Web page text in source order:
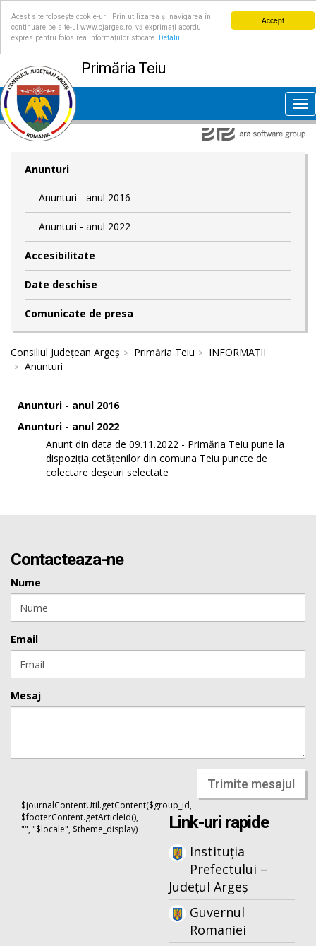
Accept
Acest site folosește cookie-uri. Prin utilizarea și navigarea în
continuare pe site-ul www.cjarges.ro, vă exprimați acordul
expres pentru folosirea informațiilor stocate.
Detalii
Primăria Teiu
Anunturi
Anunturi - anul 2016
Anunturi - anul 2022
Accesibilitate
Date deschise
Comunicate de presa
Consiliul Județean Argeș Primăria Teiu
INFORMAȚII
Anunturi
Anunturi - anul 2016
Anunturi - anul 2022
Anunt din data de 09.11.2022 - Primăria Teiu pune la
dispoziția cetățenilor din comuna Teiu puncte de
colectare deșeuri selectate
Contacteaza-ne
Nume
Email
Mesaj
Trimite mesajul
$journalContentUtil.getContent($group_id,
$footerContent.getArticleId(),
"", "$locale", $theme_display)
Link-uri rapide
Instituția
Prefectului –
Județul Argeș
Guvernul
Romaniei